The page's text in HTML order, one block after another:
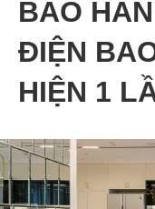
BẢO
ĐIỆN
HIỆN 1